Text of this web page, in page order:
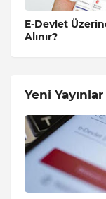
E-Devlet
Alınır?
Yeni Yayınlar